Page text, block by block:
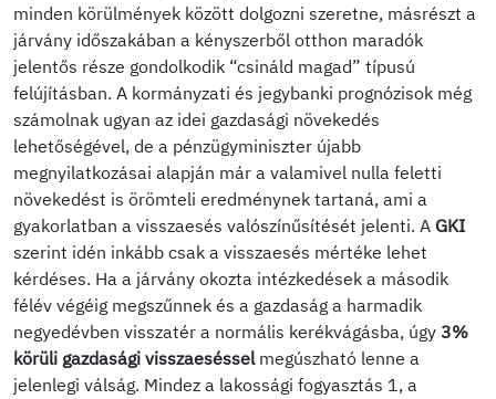
minden körülmények között dolgozni szeretne, másrészt a
járvány időszakában a kényszerből otthon maradók
jelentős része gondolkodik “csináld magad” típusú
felújításban. A kormányzati és jegybanki prognózisok még
számolnak ugyan az idei gazdasági növekedés
lehetőségével, de a pénzügyminiszter újabb
megnyilatkozásai alapján már a valamivel nulla feletti
növekedést is örömteli eredménynek tartaná, ami a
gyakorlatban a visszaesés valószínűsítését jelenti. A GKI
szerint idén inkább csak a visszaesés mértéke lehet
kérdéses. Ha a járvány okozta intézkedések a második
félév végéig megszűnnek és a gazdaság a harmadik
negyedévben visszatér a normális kerékvágásba, úgy 3%
körüli gazdasági visszaesésselmegúszható lenne a
jelenlegi válság. Mindez a lakossági fogyasztás 1, a